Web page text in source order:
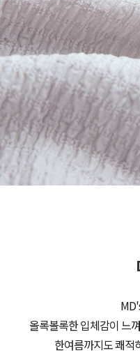
올록볼록한 입체감이 느
한여름까지도 쾌적